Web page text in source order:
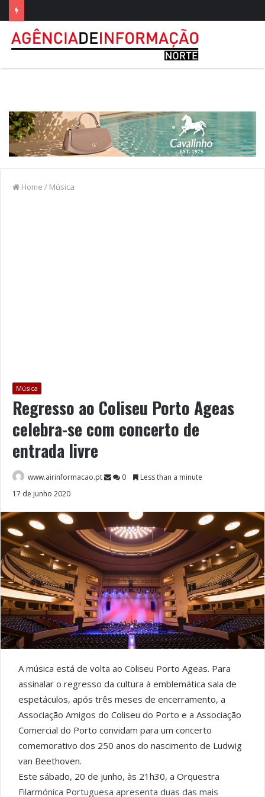
Home / Música
Música
Regresso ao Coliseu Porto Ageas
celebra-se com concerto de
entrada livre
www.airinformacao.pt 0
Less than a minute
17 de junho 2020
A música está de volta ao Coliseu Porto Ageas. Para
assinalar o regresso da cultura à emblemática sala de
espetáculos, após três meses de encerramento, a
Associação Amigos do Coliseu do Porto e a Associação
Comercial do Porto convidam para um concerto
comemorativo dos 250 anos do nascimento de Ludwig
van Beethoven.
Este sábado, 20 de junho, às 21h30, a Orquestra
Filarmónica Portuguesa apresenta duas das mais